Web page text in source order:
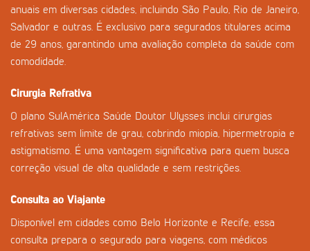
anuais em diversas cidades, incluindo São Paulo, Rio de Janeiro,
Salvador e outras. É exclusivo para segurados titulares acima
de 29 anos, garantindo uma avaliação completa da saúde com
comodidade.
Cirurgia Refrativa
O plano SulAmérica Saúde Doutor Ulysses inclui cirurgias
refrativas sem limite de grau, cobrindo miopia, hipermetropia e
astigmatismo. É uma vantagem significativa para quem busca
correção visual de alta qualidade e sem restrições.
Consulta ao Viajante
Disponível em cidades como Belo Horizonte e Recife, essa
consulta prepara o segurado para viagens, com médicos